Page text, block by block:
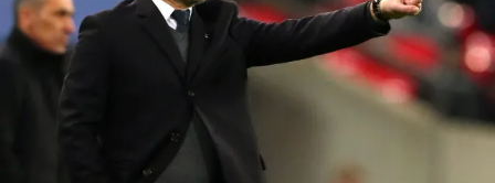
Americký fotbal
Baseball a softbal
NEPŘEHLÉDNĚTE
Soutěže
Historické návraty